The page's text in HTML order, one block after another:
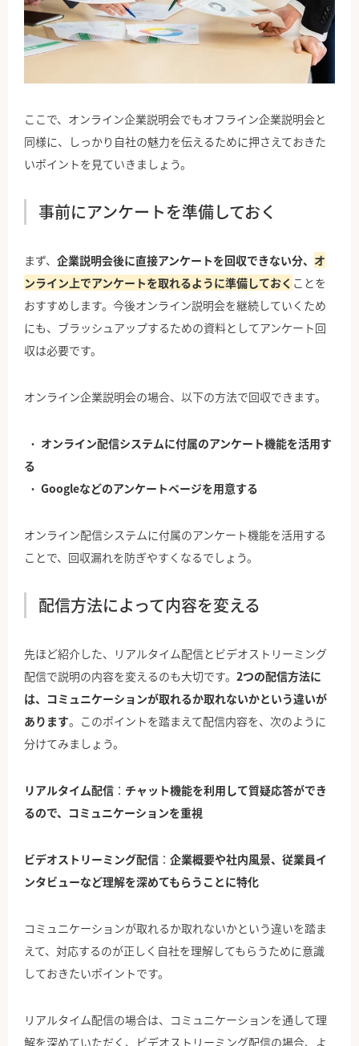
ここで、オンライン企業説明会でもオフライン企業説明会と
同様に、しっかり自社の魅力を伝えるために押さえておきた
いポイントを見ていきましょう。
事前にアンケートを準備しておく
まず、 企業説明会後に直接アンケートを回収できない分、 オ
ンライン上でアンケートを取れるように準備しておく ことを
おすすめします。今後オンライン説明会を継続していくため
にも、ブラッシュアップするための資料としてアンケート回
収は必要です。
オンライン企業説明会の場合、以下の方法で回収できます。
オンライン配信システムに付属のアンケート機能を活用す
る
Googleなどのアンケートページを用意する
オンライン配信システムに付属のアンケート機能を活用する
ことで、回収漏れを防ぎやすくなるでしょう。
配信方法によって内容を変える
先ほど紹介した、リアルタイム配信とビデオストリーミング
配信で説明の内容を変えるのも大切です。 2つの配信方法に
は、コミュニケーションが取れるか取れないかという違いが
あります。このポイントを踏まえて配信内容を、次のように
分けてみましょう。
リアルタイム配信 ： チャット機能を利用して質疑応答ができ
るので、コミュニケーションを重視
ビデオストリーミング配信 ： 企業概要や社内風景、従業員イ
ンタビューなど理解を深めてもらうことに特化
コミュニケーションが取れるか取れないかという違いを踏ま
えて、対応するのが正しく自社を理解してもらうために意識
しておきたいポイントです。
リアルタイム配信の場合は、コミュニケーションを通して理
解を深めていただく、ビデオストリーミング配信の場合、よ